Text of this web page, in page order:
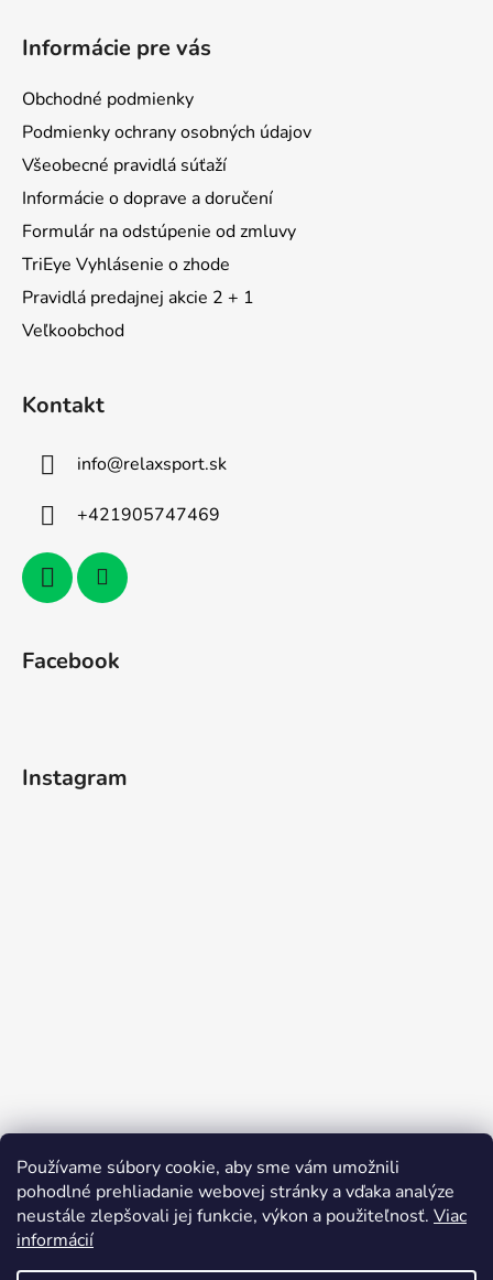
Používame súbory cookie, aby sme vám umožnili
pohodlné prehliadanie webovej stránky a vďaka analýze
neustále zlepšovali jej funkcie, výkon a použiteľnosť. Viac
informácií
Informácie pre vás
Obchodné podmienky
Podmienky ochrany osobných údajov
Všeobecné pravidlá súťaží
Informácie o doprave a doručení
Formulár na odstúpenie od zmluvy
TriEye Vyhlásenie o zhode
Pravidlá predajnej akcie 2 + 1
Veľkoobchod
Kontakt
info@relaxsport.sk
+421905747469
Facebook
Instagram
Sledovať na Instagrame